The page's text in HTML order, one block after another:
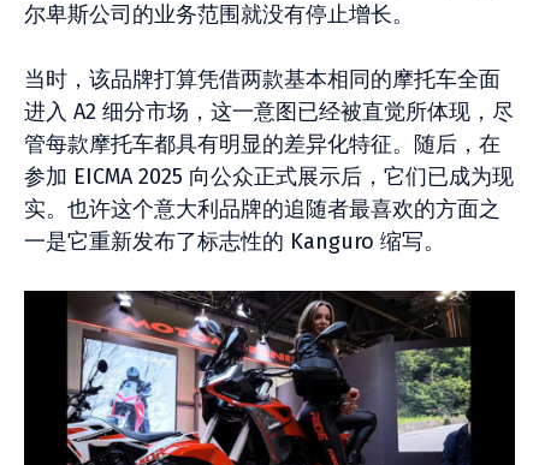
尔卑斯公司的业务范围就没有停止增长。
当时，该品牌打算凭借两款基本相同的摩托车全面
进入 A2 细分市场，这一意图已经被直觉所体现，尽
管每款摩托车都具有明显的差异化特征。随后，在
参加 EICMA 2025 向公众正式展示后，它们已成为现
实。也许这个意大利品牌的追随者最喜欢的方面之
一是它重新发布了标志性的 Kanguro 缩写。